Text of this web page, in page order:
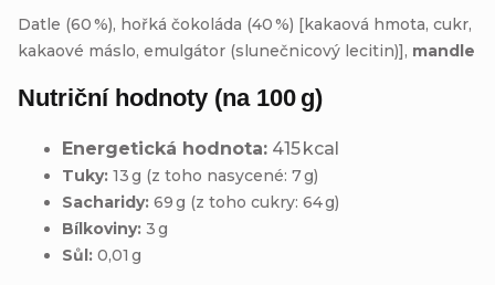
Datle (60 %), hořká čokoláda (40 %) [kakaová hmota, cukr,
kakaové máslo, emulgátor (slunečnicový lecitin)], mandle
Nutriční hodnoty (na 100 g)
Energetická hodnota: 415 kcal
Tuky: 13 g (z toho nasycené: 7 g)
Sacharidy: 69 g (z toho cukry: 64 g)
Bílkoviny: 3 g
Sůl: 0,01 g